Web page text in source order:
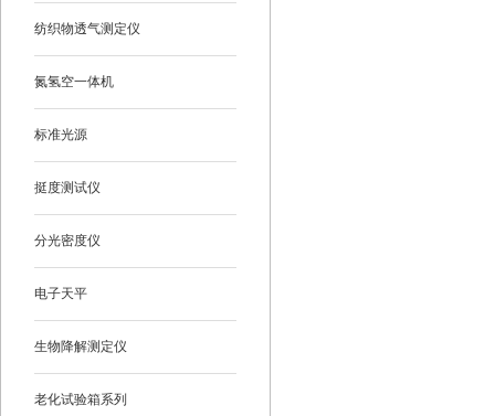
纺织物透气测定仪
氮氢空一体机
标准光源
挺度测试仪
分光密度仪
电子天平
生物降解测定仪
老化试验箱系列